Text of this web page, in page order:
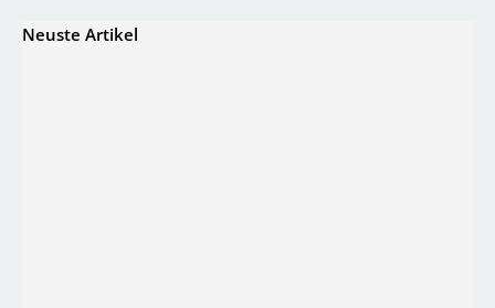
Neuste Artikel